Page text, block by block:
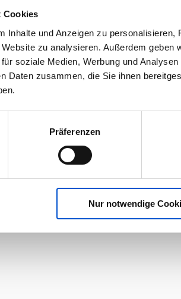
Cookies
Inhalte und Anzeigen zu
zu analysieren. Außerdem geben
soziale Medien, Werbung und
Daten zusammen, die Sie ihnen
Präferenzen
Nur notwendige